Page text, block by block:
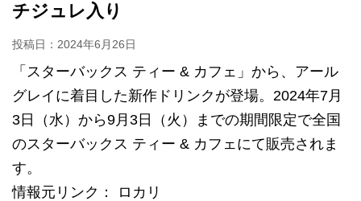
チジュレ入り
投稿日： 2024年6月26日
「スターバックス ティー & カフェ」から、アール
グレイに着目した新作ドリンクが登場。2024年7月
3日（水）から9月3日（火）までの期間限定で全国
のスターバックス ティー & カフェにて販売されま
す。
情報元リンク： ロカリ